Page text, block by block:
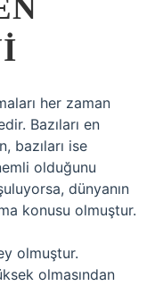
her zaman
Bazıları en
bazıları ise
olduğunu
dünyanın
konusu olmuştur.
olmuştur.
olmasından